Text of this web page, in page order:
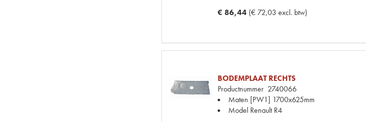
€ 86,44 (€ 72,03 excl. btw)
BODEMPLAAT RECHTS
Productnummer 2740066
Maten [PW1] 1700x625mm
Model Renault R4